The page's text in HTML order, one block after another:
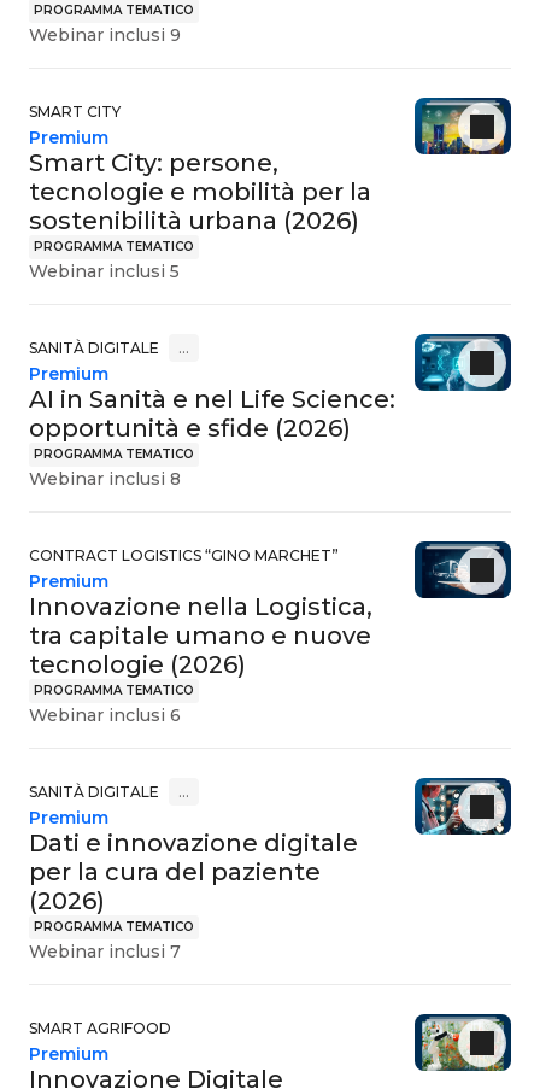
PROGRAMMA TEMATICO
Webinar inclusi 9
SMART CITY
PROGRAMMA TEMATICO
Smart City: persone,
tecnologie e mobilità per la
sostenibilità urbana (2026)
Premium
Webinar inclusi 5
SANITÀ DIGITALE …
PROGRAMMA TEMATICO
AI in Sanità e nel Life Science:
opportunità e sfide (2026)
Premium
Webinar inclusi 8
CONTRACT LOGISTICS “GINO MARCHET”
PROGRAMMA TEMATICO
Innovazione nella Logistica,
tra capitale umano e nuove
tecnologie (2026)
Premium
Webinar inclusi 6
SANITÀ DIGITALE …
PROGRAMMA TEMATICO
Dati e innovazione digitale
per la cura del paziente
(2026)
Premium
Webinar inclusi 7
SMART AGRIFOOD
Innovazione Digitale
Premium